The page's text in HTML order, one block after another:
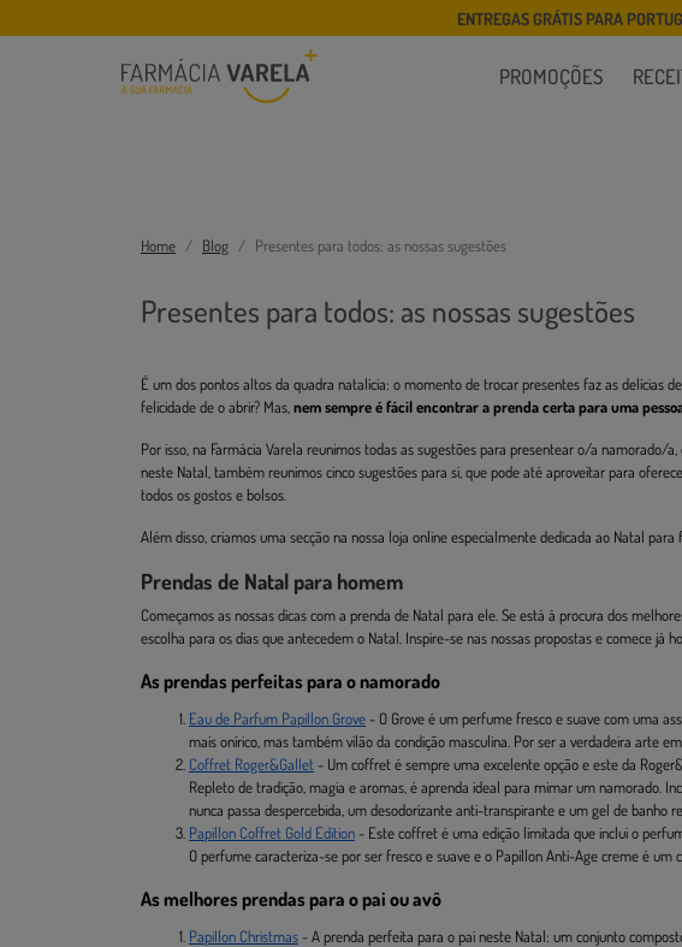
ENTREGAS GRÁTIS PARA
PROMOÇÕES
Home Blog Presentes para todos: as nossas sugestões
Presentes para todos: as nossas sugestões
É um dos pontos altos da quadra natalícia: o momento de trocar presentes faz as delícias
felicidade de o abrir? Mas, nem sempre é fácil encontrar a prenda certa para uma
Por isso, na Farmácia Varela reunimos todas as sugestões para presentear o/a namorado/
neste Natal, também reunimos cinco sugestões para si, que pode até aproveitar para
todos os gostos e bolsos.
Além disso, criamos uma secção na nossa loja online especialmente dedicada ao Natal
Prendas de Natal para homem
Começamos as nossas dicas com a prenda de Natal para ele. Se está à procura dos
escolha para os dias que antecedem o Natal. Inspire-se nas nossas propostas e comece já
As prendas perfeitas para o namorado
Eau de Parfum Papillon Grove - O Grove é um perfume fresco e suave com uma
mais onírico, mas também vilão da condição masculina. Por ser a verdadeira arte
Coffret Roger&Gallet - Um coffret é sempre uma excelente opção e este da
Repleto de tradição, magia e aromas, é aprenda ideal para mimar um namorado.
nunca passa despercebida, um desodorizante anti-transpirante e um gel de banho
Papillon Coffret Gold Edition - Este coffret é uma edição limitada que inclui o
O perfume caracteriza-se por ser fresco e suave e o Papillon Anti-Age creme é
As melhores prendas para o pai ou avô
Papillon Christmas - A prenda perfeita para o pai neste Natal: um conjunto